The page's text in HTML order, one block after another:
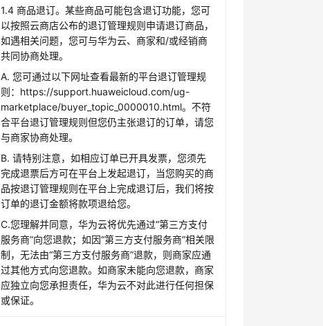
1.4 商品退订。某些商品可能包含退订功能，您可
以按照云商店公布的退订管理规则申请退订商品，
如遇相关问题，您可与华为云、商家和/或经销商
共同协商处理。
A. 您可通过以下网址查看最新的平台退订管理规
则：https://support.huaweicloud.com/ug-
marketplace/buyer_topic_0000010.html。不符
合平台退订管理规则但您仍主张退订的订单，请您
与商家协商处理。
B. 请特别注意，如相应订单已开具发票，您须先
完成退票后方可在平台上发起退订，当您购买的商
品按退订管理规则在平台上完成退订后，我们将按
订单的退订金额将款项退给您。
C.您理解并同意，华为云将优先通过“第三方支付
服务商”向您退款；如因“第三方支付服务商”相关限
制，无法由“第三方支付服务商”退款，则商家应通
过其他方式向您退款。如商家未能向您退款，商家
应独立向您承担责任，华为云不对此进行任何担保
或保证。